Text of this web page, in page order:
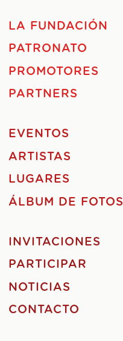
LA FUNDACIÓN
PATRONATO
PROMOTORES
PARTNERS
EVENTOS
ARTISTAS
LUGARES
ÁLBUM DE FOTOS
INVITACIONES
PARTICIPAR
NOTICIAS
CONTACTO